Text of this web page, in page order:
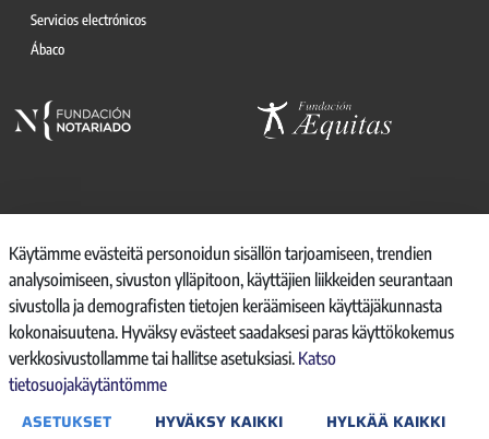
Servicios electrónicos
Ábaco
© 2026, CONSEJO GENERAL DEL NOTARIO
CANAL INTERNO DE INFORMACIÓN
REGISTRO DE ACTIVIDADES DE TRATAMIENTO
AVISO LEGAL
POLÍTICA DE PRIVACIDAD
POLÍTICA DE COOKIES
ACCESIBILIDAD
Käytämme evästeitä personoidun sisällön tarjoamiseen, trendien
analysoimiseen, sivuston ylläpitoon, käyttäjien liikkeiden seurantaan
sivustolla ja demografisten tietojen keräämiseen käyttäjäkunnasta
kokonaisuutena. Hyväksy evästeet saadaksesi paras käyttökokemus
verkkosivustollamme tai hallitse asetuksiasi. Katso
tietosuojakäytäntömme
ASETUKSET HYVÄKSY KAIKKI HYLKÄÄ KAIKKI